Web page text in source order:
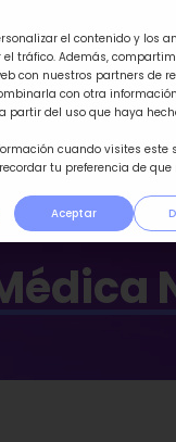
el contenido y los
tráfico. Además,
con nuestros partners de
con otra
partir del uso que haya
cuando visites este
tu preferencia de que
Aceptar